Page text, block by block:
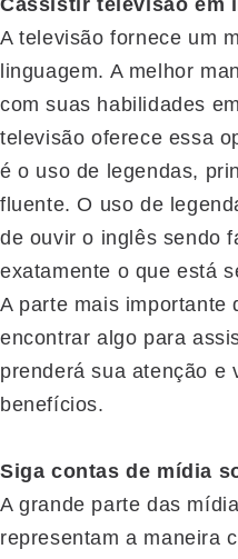
Cassistir televisão em
A televisão fornece um
linguagem. A melhor
com suas habilidades
televisão oferece essa
é o uso de legendas,
fluente. O uso de
de ouvir o inglês sendo
exatamente o que está
A parte mais importante
encontrar algo para
prenderá sua atenção e
benefícios.
Siga contas de mídia
A grande parte das
representam a maneira